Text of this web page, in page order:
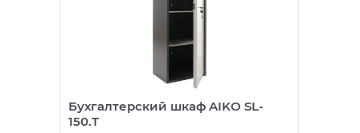
Бухгалтерский шкаф AIKO SL-
150.T